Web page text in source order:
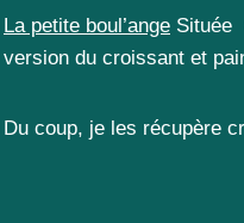
La petite boul’ange Située
version du croissant et
Du coup, je les récupère